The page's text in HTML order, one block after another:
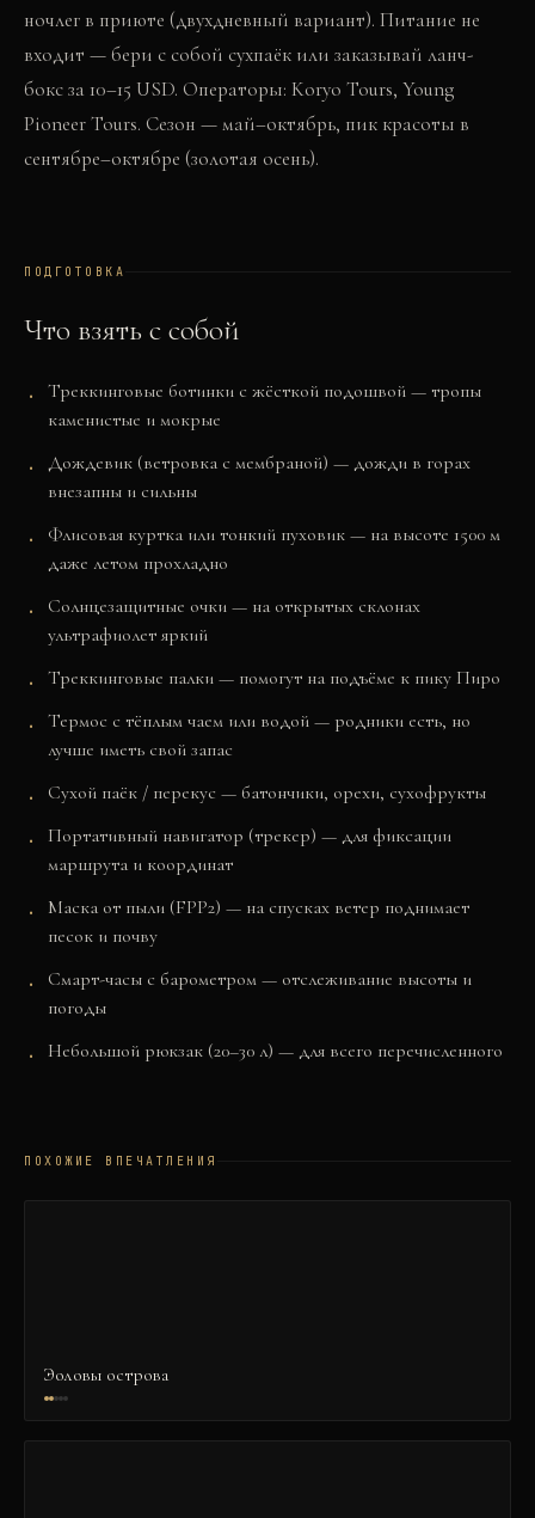
ночлег в приюте (двухдневный вариант). Питание не
входит — бери с собой сухпаёк или заказывай ланч-
бокс за 10–15 USD. Операторы: Koryo Tours, Young
Pioneer Tours. Сезон — май–октябрь, пик красоты в
сентябре–октябре (золотая осень).
ПОДГОТОВКА
Что взять с собой
Треккинговые ботинки с жёсткой подошвой — тропы
каменистые и мокрые
Дождевик (ветровка с мембраной) — дожди в горах
внезапны и сильны
Флисовая куртка или тонкий пуховик — на высоте 1500 м
даже летом прохладно
Солнцезащитные очки — на открытых склонах
ультрафиолет яркий
Треккинговые палки — помогут на подъёме к пику Пиро
Термос с тёплым чаем или водой — родники есть, но
лучше иметь свой запас
Сухой паёк / перекус — батончики, орехи, сухофрукты
Портативный навигатор (трекер) — для фиксации
маршрута и координат
Маска от пыли (FPP2) — на спусках ветер поднимает
песок и почву
Смарт-часы с барометром — отслеживание высоты и
погоды
Небольшой рюкзак (20–30 л) — для всего перечисленного
ПОХОЖИЕ ВПЕЧАТЛЕНИЯ
Эоловы острова